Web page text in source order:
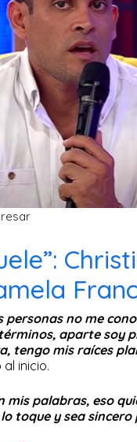
personas no me
aparte soy
tengo mis raíces
inicio.
mis palabras, eso
toque y sea sincero